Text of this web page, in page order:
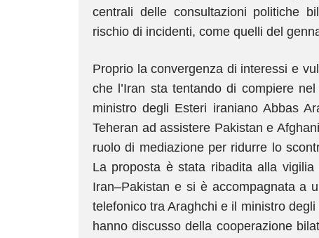
centrali delle consultazioni politiche
rischio di incidenti, come quelli del
Proprio la convergenza di interessi e
che l’Iran sta tentando di compiere
ministro degli Esteri iraniano Abbas
Teheran ad assistere Pakistan e
ruolo di mediazione per ridurre lo
La proposta è stata ribadita alla
Iran–Pakistan e si è accompagnata a
telefonico tra Araghchi e il ministro
hanno discusso della cooperazione